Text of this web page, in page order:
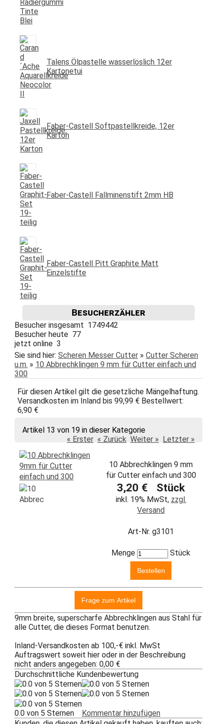
Talens Ölpastelle wasserlöslich 12er
Kartonetui
Faber-Castell Softpastellkreide, 12er
Karton
Faber-Castell Fallminenstift 2mm HB
Faber-Castell Pitt Graphite Matt
Einzelstifte
Besucherzähler
Besucher insgesamt 1749442
Besucher heute 77
jetzt online 3
Sie sind hier: Scheren Messer Cutter » Cutter Scheren
u.m. » 10 Abbrechklingen 9 mm für Cutter einfach und
300
Für diesen Artikel gilt die gesetzliche Mängelhaftung.
Versandkosten im Inland bis 99,99 € Bestellwert:
6,90 €
Artikel 13 von 19 in dieser Kategorie
« Erster « Zurück Weiter » Letzter »
10 Abbrechklingen 9 mm
für Cutter einfach und 300
3,20 € Stück
inkl. 19% MwSt, zzgl.
Versand
Art-Nr. g3101
Menge Stück
9mm breite, superscharfe Abbrechklingen aus Stahl für
alle Cutter, die dieses Format benutzen.
Inland-Versandkosten ab 100,-€ inkl. MwSt
Auftragswert soweit hier oder in der Beschreibung
nicht anders angegeben: 0,00 €
Durchschnittliche Kundenbewertung
0.0 von 5 Sternen Kommentar hinzufügen